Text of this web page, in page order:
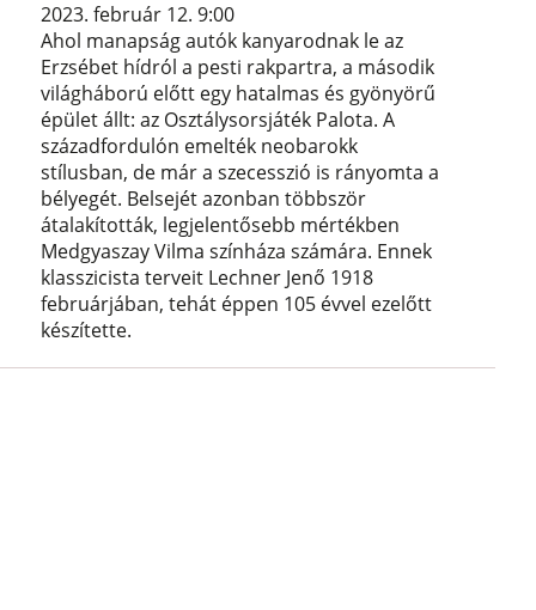
2023. február 12. 9:00
Ahol manapság autók kanyarodnak le az
Erzsébet hídról a pesti rakpartra, a második
világháború előtt egy hatalmas és gyönyörű
épület állt: az Osztálysorsjáték Palota. A
századfordulón emelték neobarokk
stílusban, de már a szecesszió is rányomta a
bélyegét. Belsejét azonban többször
átalakították, legjelentősebb mértékben
Medgyaszay Vilma színháza számára. Ennek
klasszicista terveit Lechner Jenő 1918
februárjában, tehát éppen 105 évvel ezelőtt
készítette.